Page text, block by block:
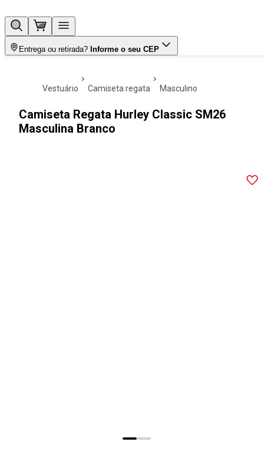
Entrega ou retirada? Informe o seu CEP
vestuário camiseta regata masculino
Camiseta Regata Hurley Classic SM26
Masculina Branco